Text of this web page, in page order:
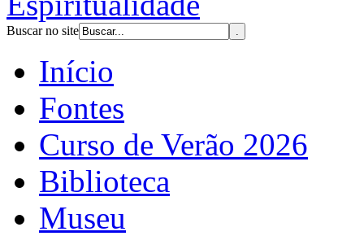
Buscar no site
Início
Fontes
Curso de Verão 2026
Biblioteca
Museu